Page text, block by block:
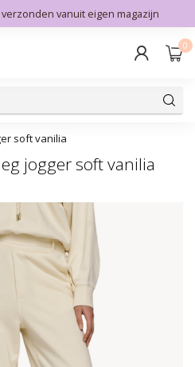
vanuit eigen magazijn
0
soft vanilia
jogger soft vanilia